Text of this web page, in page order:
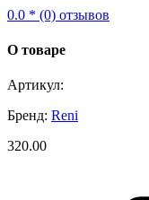
0.0 * (0) отзывов
О товаре
Артикул:
Бренд: Reni
320.00